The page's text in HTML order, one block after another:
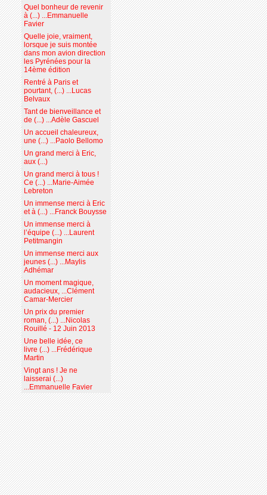
Quel bonheur de revenir
à (...) ...Emmanuelle
Favier
Quelle joie, vraiment,
lorsque je suis montée
dans mon avion direction
les Pyrénées pour la
14ème édition
Rentré à Paris et
pourtant, (...) ...Lucas
Belvaux
Tant de bienveillance et
de (...) ...Adèle Gascuel
Un accueil chaleureux,
une (...) ...Paolo Bellomo
Un grand merci à Eric,
aux (...)
Un grand merci à tous !
Ce (...) ...Marie-Aimée
Lebreton
Un immense merci à Eric
et à (...) ...Franck Bouysse
Un immense merci à
l’équipe (...) ...Laurent
Petitmangin
Un immense merci aux
jeunes (...) ...Maylis
Adhémar
Un moment magique,
audacieux, ...Clément
Camar-Mercier
Un prix du premier
roman, (...) ...Nicolas
Rouillé - 12 Juin 2013
Une belle idée, ce
livre (...) ...Frédérique
Martin
Vingt ans ! Je ne
laisserai (...)
...Emmanuelle Favier